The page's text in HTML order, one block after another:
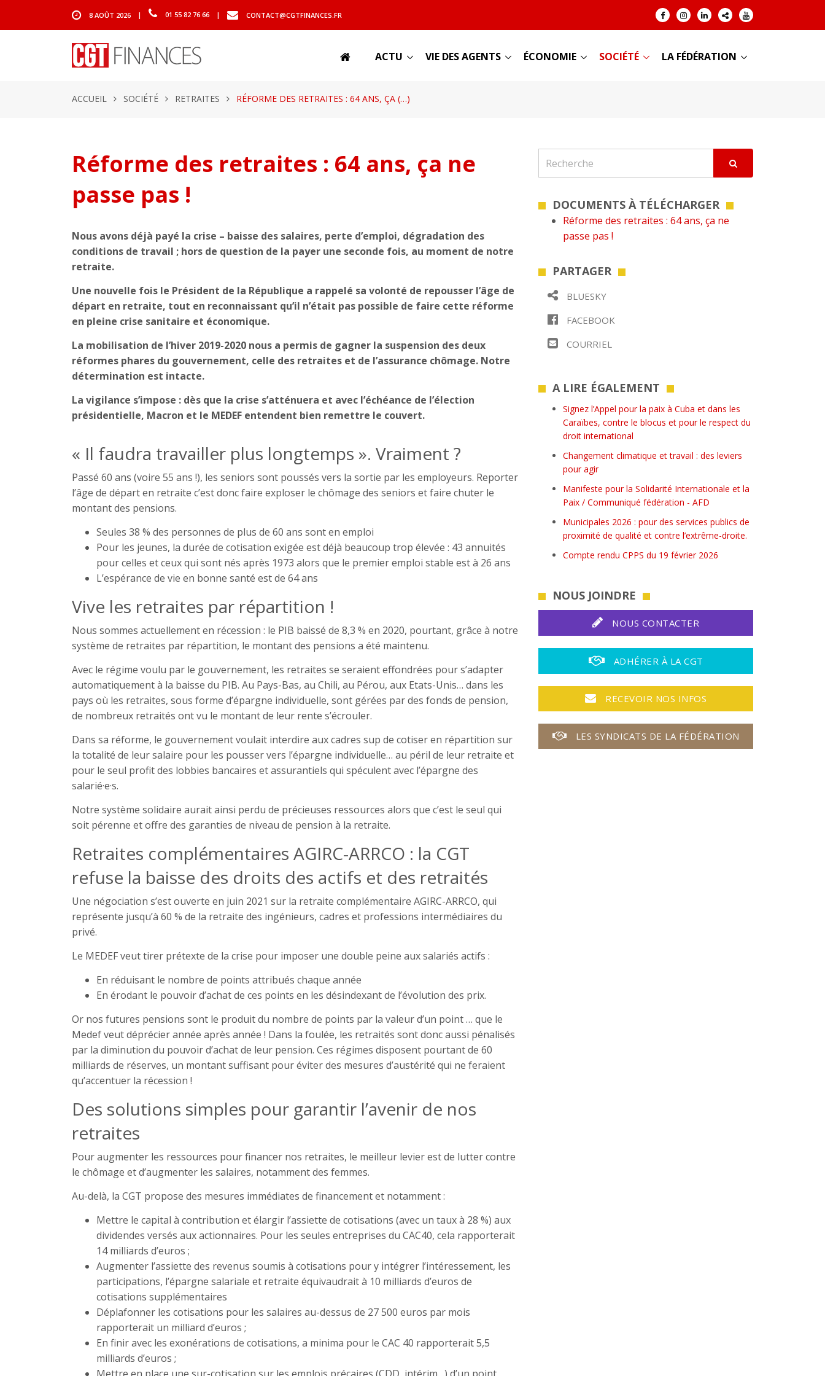
8 AOÛT 2026 | 01 55 82 76 66 | CONTACT@CGTFINANCES.FR
ACTU VIE DES AGENTS ÉCONOMIE SOCIÉTÉ LA FÉDÉRATION
ACCUEIL SOCIÉTÉ RETRAITES RÉFORME DES RETRAITES : 64 ANS, ÇA (…)
Réforme des retraites : 64 ans, ça ne
passe pas !
Nous avons déjà payé la crise – baisse des salaires, perte d’emploi, dégradation des
conditions de travail ; hors de question de la payer une seconde fois, au moment de notre
retraite.
Une nouvelle fois le Président de la République a rappelé sa volonté de repousser l’âge de
départ en retraite, tout en reconnaissant qu’il n’était pas possible de faire cette réforme
en pleine crise sanitaire et économique.
La mobilisation de l’hiver 2019-2020 nous a permis de gagner la suspension des deux
réformes phares du gouvernement, celle des retraites et de l’assurance chômage. Notre
détermination est intacte.
La vigilance s’impose : dès que la crise s’atténuera et avec l’échéance de l’élection
présidentielle, Macron et le MEDEF entendent bien remettre le couvert.
« Il faudra travailler plus longtemps ». Vraiment ?
Passé 60 ans (voire 55 ans !), les seniors sont poussés vers la sortie par les employeurs. Reporter
l’âge de départ en retraite c’est donc faire exploser le chômage des seniors et faire chuter le
montant des pensions.
Seules 38 % des personnes de plus de 60 ans sont en emploi
Pour les jeunes, la durée de cotisation exigée est déjà beaucoup trop élevée : 43 annuités
pour celles et ceux qui sont nés après 1973 alors que le premier emploi stable est à 26 ans
L’espérance de vie en bonne santé est de 64 ans
Vive les retraites par répartition !
Nous sommes actuellement en récession : le PIB baissé de 8,3 % en 2020, pourtant, grâce à notre
système de retraites par répartition, le montant des pensions a été maintenu.
Avec le régime voulu par le gouvernement, les retraites se seraient effondrées pour s’adapter
automatiquement à la baisse du PIB. Au Pays-Bas, au Chili, au Pérou, aux Etats-Unis… dans les
pays où les retraites, sous forme d’épargne individuelle, sont gérées par des fonds de pension,
de nombreux retraités ont vu le montant de leur rente s’écrouler.
Dans sa réforme, le gouvernement voulait interdire aux cadres sup de cotiser en répartition sur
la totalité de leur salaire pour les pousser vers l’épargne individuelle… au péril de leur retraite et
pour le seul profit des lobbies bancaires et assurantiels qui spéculent avec l’épargne des
salarié·e·s.
Notre système solidaire aurait ainsi perdu de précieuses ressources alors que c’est le seul qui
soit pérenne et offre des garanties de niveau de pension à la retraite.
Retraites complémentaires AGIRC-ARRCO : la CGT
refuse la baisse des droits des actifs et des retraités
Une négociation s’est ouverte en juin 2021 sur la retraite complémentaire AGIRC-ARRCO, qui
représente jusqu’à 60 % de la retraite des ingénieurs, cadres et professions intermédiaires du
privé.
Le MEDEF veut tirer prétexte de la crise pour imposer une double peine aux salariés actifs :
En réduisant le nombre de points attribués chaque année
En érodant le pouvoir d’achat de ces points en les désindexant de l’évolution des prix.
Or nos futures pensions sont le produit du nombre de points par la valeur d’un point … que le
Medef veut déprécier année après année ! Dans la foulée, les retraités sont donc aussi pénalisés
par la diminution du pouvoir d’achat de leur pension. Ces régimes disposent pourtant de 60
milliards de réserves, un montant suffisant pour éviter des mesures d’austérité qui ne feraient
qu’accentuer la récession !
Des solutions simples pour garantir l’avenir de nos
retraites
Pour augmenter les ressources pour financer nos retraites, le meilleur levier est de lutter contre
le chômage et d’augmenter les salaires, notamment des femmes.
Au-delà, la CGT propose des mesures immédiates de financement et notamment :
Mettre le capital à contribution et élargir l’assiette de cotisations (avec un taux à 28 %) aux
dividendes versés aux actionnaires. Pour les seules entreprises du CAC40, cela rapporterait
14 milliards d’euros ;
Augmenter l’assiette des revenus soumis à cotisations pour y intégrer l’intéressement, les
participations, l’épargne salariale et retraite équivaudrait à 10 milliards d’euros de
cotisations supplémentaires
Déplafonner les cotisations pour les salaires au-dessus de 27 500 euros par mois
rapporterait un milliard d’euros ;
En finir avec les exonérations de cotisations, a minima pour le CAC 40 rapporterait 5,5
milliards d’euros ;
DOCUMENTS À TÉLÉCHARGER
Réforme des retraites : 64 ans, ça ne
passe pas !
PARTAGER
BLUESKY
FACEBOOK
COURRIEL
A LIRE ÉGALEMENT
Signez l’Appel pour la paix à Cuba et dans les
Caraïbes, contre le blocus et pour le respect du
droit international
Changement climatique et travail : des leviers
pour agir
Manifeste pour la Solidarité Internationale et la
Paix / Communiqué fédération - AFD
Municipales 2026 : pour des services publics de
proximité de qualité et contre l’extrême-droite.
Compte rendu CPPS du 19 février 2026
NOUS JOINDRE
NOUS CONTACTER
ADHÉRER À LA CGT
RECEVOIR NOS INFOS
LES SYNDICATS DE LA FÉDÉRATION